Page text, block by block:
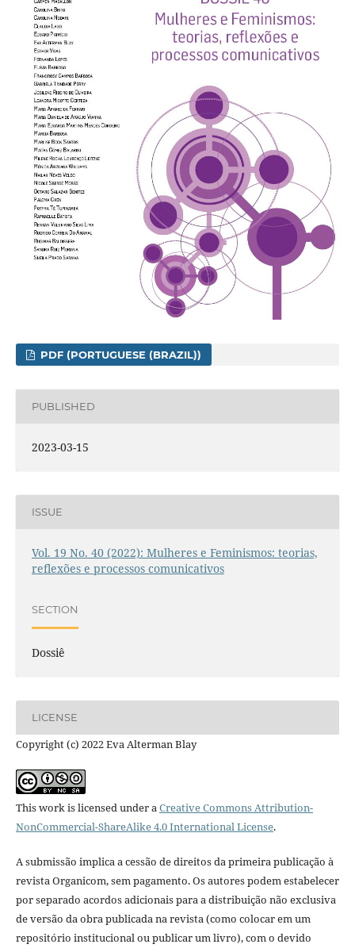
PDF (PORTUGUESE (BRAZIL))
PUBLISHED
2023-03-15
ISSUE
Vol. 19 No. 40 (2022): Mulheres e Feminismos: teorias,
reflexões e processos comunicativos
SECTION
Dossiê
LICENSE
Copyright (c) 2022 Eva Alterman Blay
This work is licensed under aCreative Commons Attribution-
NonCommercial-ShareAlike 4.0 International License.
A submissão implica a cessão de direitos da primeira publicação à
revista Organicom, sem pagamento. Os autores podem estabelecer
por separado acordos adicionais para a distribuição não exclusiva
de versão da obra publicada na revista (como colocar em um
repositório institucional ou publicar um livro), com o devido